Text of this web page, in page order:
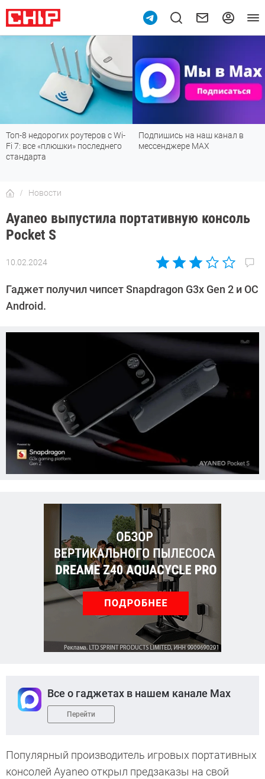
Топ-8 недорогих роутеров с Wi-
Fi 7: все «плюшки» последнего
стандарта
Подпишись на наш канал в
мессенджере МАХ
Новости
Ayaneo выпустила портативную консоль
Pocket S
10.02.2024
Автор:
Довлатова
Гаджет получил чипсет Snapdragon G3x Gen 2 и ОС
Android.
Все о гаджетах в нашем канале Max
Перейти
Популярный производитель игровых портативных
консолей Ayaneo открыл предзаказы на свой